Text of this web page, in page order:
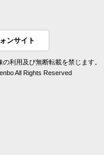
ンサイト
利用及び無断転載を禁じます。
All Rights Reserved